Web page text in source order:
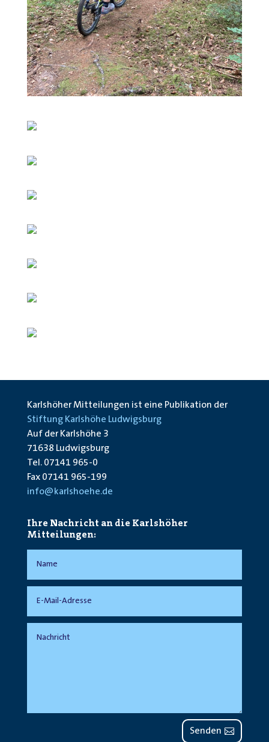
Karlshöher Mitteilungen ist eine Publikation der
Stiftung Karlshöhe Ludwigsburg
Auf der Karlshöhe 3
71638 Ludwigsburg
Tel. 07141 965-0
Fax 07141 965-199
info@karlshoehe.de
Ihre Nachricht an die Karlshöher
Mitteilungen:
Senden